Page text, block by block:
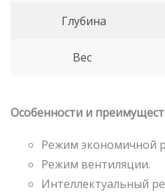
Глубина
Вес
Особенности и
Режим экономичной
Режим вентиляции.
Интеллектуальный